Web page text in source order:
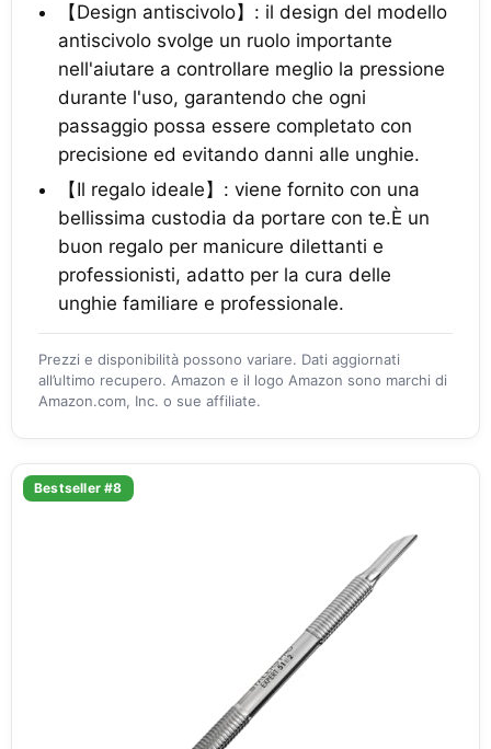
【Design antiscivolo】: il design del modello
antiscivolo svolge un ruolo importante
nell'aiutare a controllare meglio la pressione
durante l'uso, garantendo che ogni
passaggio possa essere completato con
precisione ed evitando danni alle unghie.
【Il regalo ideale】: viene fornito con una
bellissima custodia da portare con te.È un
buon regalo per manicure dilettanti e
professionisti, adatto per la cura delle
unghie familiare e professionale.
Prezzi e disponibilità possono variare. Dati aggiornati
all’ultimo recupero. Amazon e il logo Amazon sono marchi di
Amazon.com, Inc. o sue affiliate.
Bestseller #8